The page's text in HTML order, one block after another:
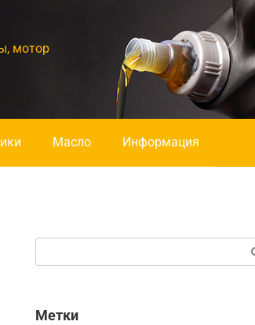
мотор
Масло Информация
Метки